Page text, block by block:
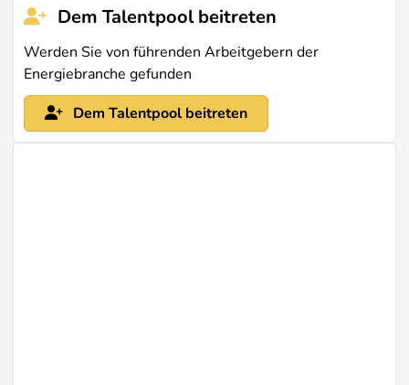
Dem Talentpool beitreten
Werden Sie von führenden Arbeitgebern der
Energiebranche gefunden
Dem Talentpool beitreten